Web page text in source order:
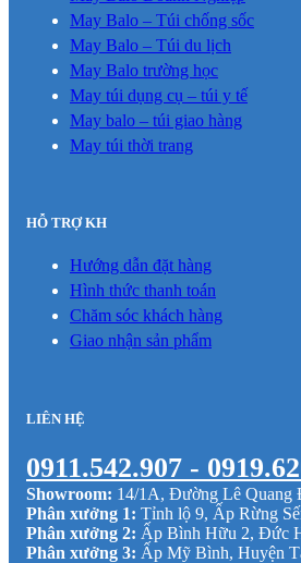
May Balo – Túi chống sốc
May Balo – Túi du lịch
May Balo trường học
May túi dụng cụ – túi y tế
May balo – túi giao hàng
May túi thời trang
HỖ TRỢ KH
Hướng dẫn đặt hàng
Hình thức thanh toán
Chăm sóc khách hàng
Giao nhận sản phẩm
LIÊN HỆ
0911.542.907 -
Showroom: 14/1A, Đường Lê Quang
Phân xưởng 1: Tỉnh lộ 9, Ấp Rừng
Phân xưởng 2: Ấp Bình Hữu 2, Đức
Phân xưởng 3: Ấp Mỹ Bình, Huyện